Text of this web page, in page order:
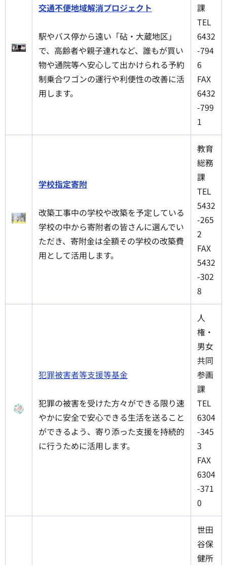
交通不便地域解消プロジェクト
駅やバス停から遠い「砧・大蔵地区」
で、高齢者や親子連れなど、誰もが買い
物や通院等へ安心して出かけられる予約
制乗合ワゴンの運行や利便性の改善に活
用します。
課
TEL
6432
-794
6
FAX
6432
-799
1
学校指定寄附
改築工事中の学校や改築を予定している
学校の中から寄附者の皆さんに選んでい
ただき、寄附金は全額その学校の改築費
用として活用します。
教育
総務
課
TEL
5432
-265
2
FAX
5432
-302
8
犯罪被害者等支援等基金
犯罪の被害を受けた方々ができる限り速
やかに安全で安心できる生活を送ること
ができるよう、寄り添った支援を持続的
に行うために活用します。
人
権・
男女
共同
参画
課
TEL
6304
-345
3
FAX
6304
-371
0
世田
谷保
健所